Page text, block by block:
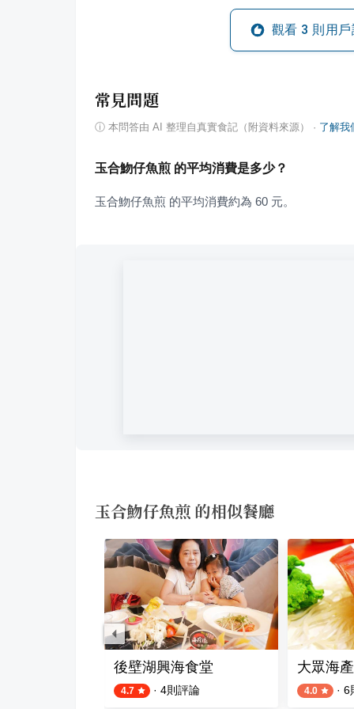
觀看 3 則用
常見問題
ⓘ 本問答由 AI 整理自真實食記（附資料來源） · 了解我
玉合魩仔魚煎 的平均消費是多少？
玉合魩仔魚煎 的平均消費約為 60 元。
玉合魩仔魚煎 的相似餐廳
後壁湖興海食堂
4.7 · 4則評論
大眾海產
4.0 · 6